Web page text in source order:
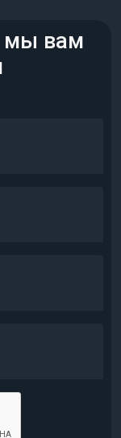
мы вам